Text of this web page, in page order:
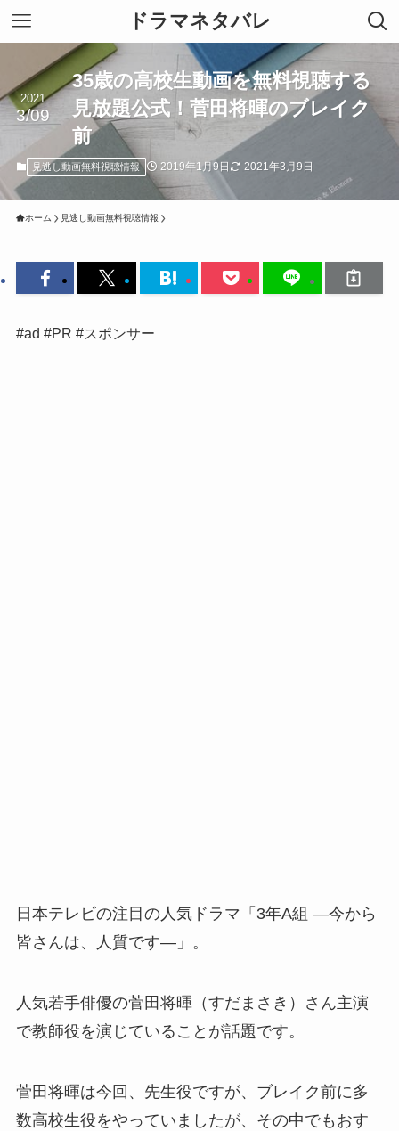
ドラマネタバレ
35歳の高校生動画を無料視聴する
見放題公式！菅田将暉のブレイク
前
2021
3/09
見逃し動画無料視聴情報 2019年1月9日 2021年3月9日
ホーム 見逃し動画無料視聴情報
#ad #PR #スポンサー
日本テレビの注目の人気ドラマ「3年A組 ―今から
皆さんは、人質です―」。
人気若手俳優の菅田将暉（すだまさき）さん主演
で教師役を演じていることが話題です。
菅田将暉は今回、先生役ですが、ブレイク前に多
数高校生役をやっていましたが、その中でもおす